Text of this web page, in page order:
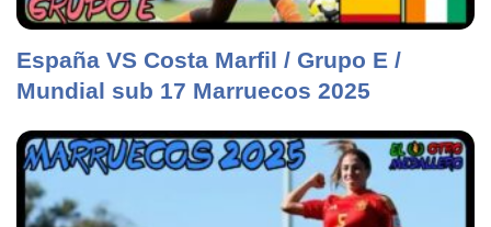
España VS Costa Marfil / Grupo E /
Mundial sub 17 Marruecos 2025